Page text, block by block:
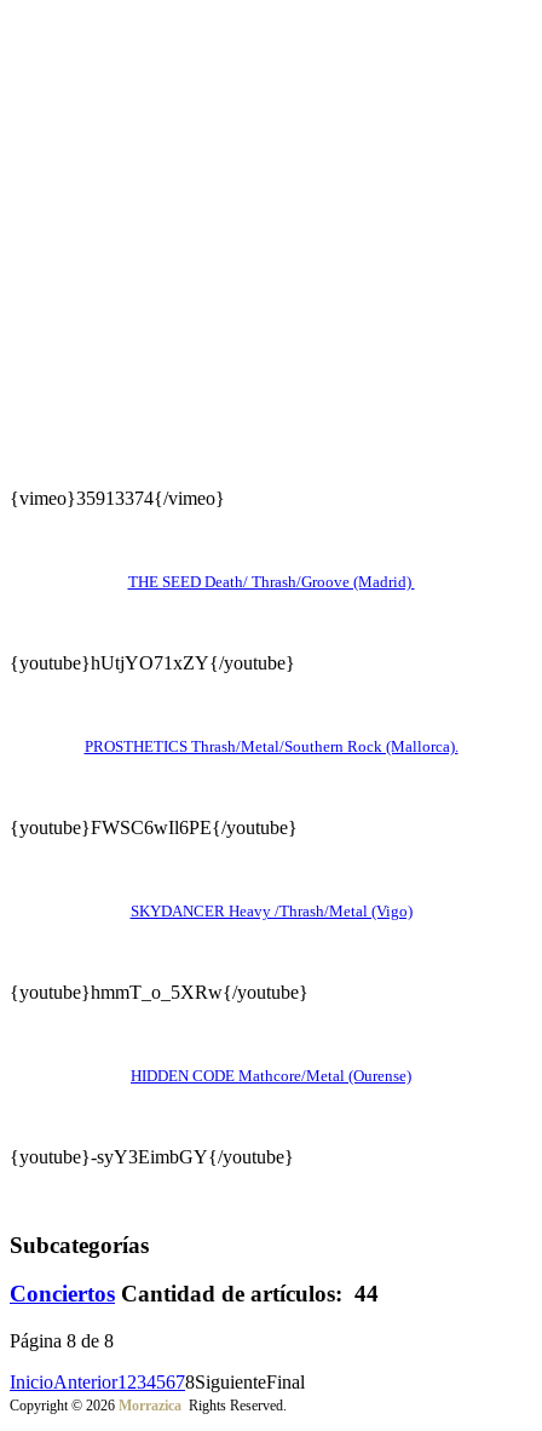
{vimeo}35913374{/vimeo}
THE SEED Death/ Thrash/Groove (Madrid)
{youtube}hUtjYO71xZY{/youtube}
PROSTHETICS Thrash/Metal/Southern Rock (Mallorca).
{youtube}FWSC6wIl6PE{/youtube}
SKYDANCER Heavy /Thrash/Metal (Vigo)
{youtube}hmmT_o_5XRw{/youtube}
HIDDEN CODE Mathcore/Metal (Ourense)
{youtube}-syY3EimbGY{/youtube}
Subcategorías
Conciertos Cantidad de artículos: 44
Página 8 de 8
InicioAnterior1 2345678SiguienteFinal
Copyright © 2026 Morrazica Rights Reserved.